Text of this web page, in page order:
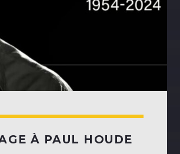
NADEAU
À PAUL HOUDE